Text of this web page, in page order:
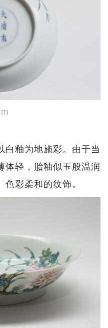
白釉为地施彩。由于当
体轻，胎釉似玉般温润
彩柔和的纹饰。